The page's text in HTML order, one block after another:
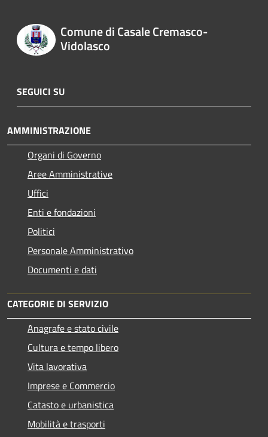
Comune di Casale Cremasco-
Vidolasco
SEGUICI SU
AMMINISTRAZIONE
Organi di Governo
Aree Amministrative
Uffici
Enti e fondazioni
Politici
Personale Amministrativo
Documenti e dati
CATEGORIE DI SERVIZIO
Anagrafe e stato civile
Cultura e tempo libero
Vita lavorativa
Imprese e Commercio
Catasto e urbanistica
Mobilità e trasporti